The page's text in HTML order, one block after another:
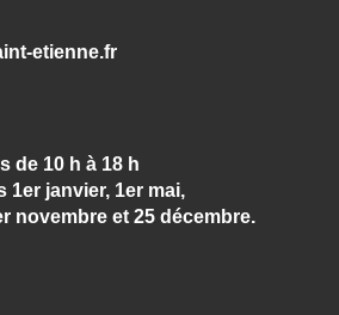
etienne.fr
de 10 h à 18 h
1er janvier, 1er mai,
novembre et 25 décembre.